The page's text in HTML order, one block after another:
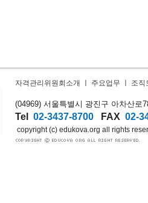
자격관리위원회소개 주요업무 조직
(04969) 서울특별시 광진구 아차산로
Tel 02-3437-8700 FAX 02-
copyright (c) edukova.org all rights